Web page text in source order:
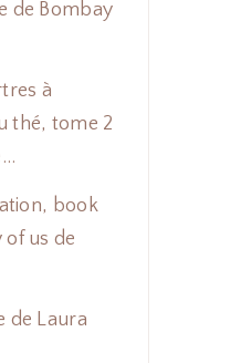
de Bombay
à
thé, tome 2
book
of us de
de Laura